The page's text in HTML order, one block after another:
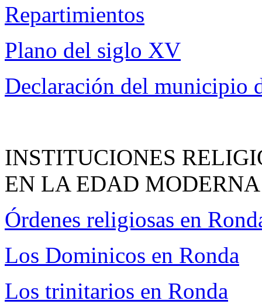
Repartimientos
Plano del siglo XV
Declaración del municipio
INSTITUCIONES
EN LA EDAD MODERNA
Órdenes religiosas en
Los Dominicos en Ronda
Los trinitarios en Ronda